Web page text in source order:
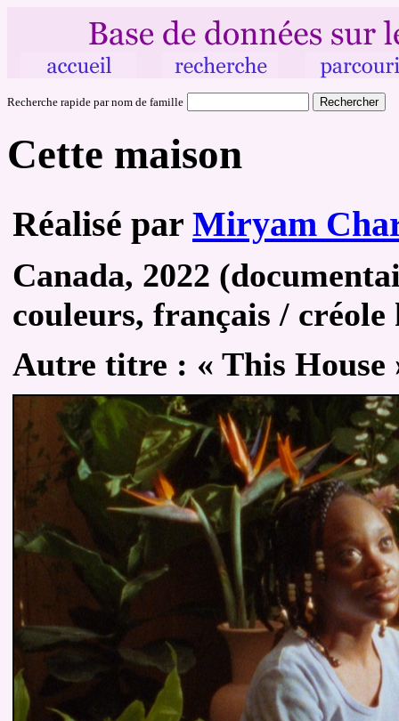
Recherche rapide par nom de famille
Cette maison
Réalisé par Miryam
Canada, 2022
couleurs, français / créole
Autre titre : « This House